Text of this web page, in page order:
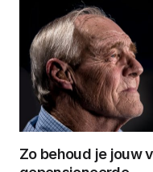
Zo behoud je jouw